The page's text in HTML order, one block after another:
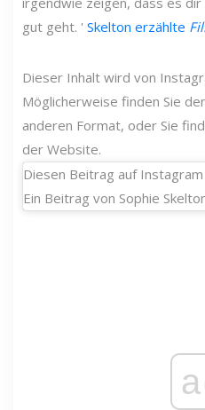
gut geht. ' Skelton erzählte
Dieser Inhalt wird von
Möglicherweise finden Sie
anderen Format, oder Sie
der Website.
Diesen Beitrag auf
Ein Beitrag von Sophie